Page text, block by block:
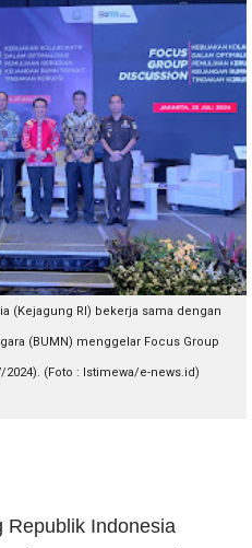
(Kejagung RI) bekerja sama dengan
(BUMN) menggelar Focus Group
(Foto : Istimewa/e-news.id)
Republik Indonesia